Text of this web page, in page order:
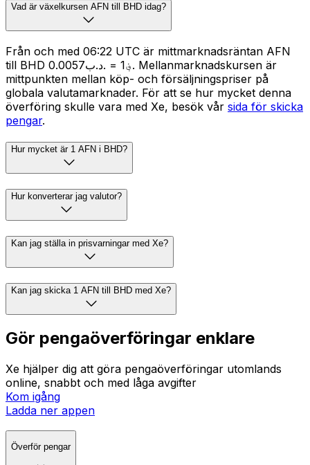
Vad är växelkursen AFN till BHD idag?
Från och med 06:22 UTC är mittmarknadsräntan AFN
till BHD ؋1 = .د.ب0.0057. Mellanmarknadskursen är
mittpunkten mellan köp- och försäljningspriser på
globala valutamarknader. För att se hur mycket denna
överföring skulle vara med Xe, besök vår sida för skicka
pengar.
Hur mycket är 1 AFN i BHD?
Hur konverterar jag valutor?
Kan jag ställa in prisvarningar med Xe?
Kan jag skicka 1 AFN till BHD med Xe?
Gör pengaöverföringar enklare
Xe hjälper dig att göra pengaöverföringar utomlands
online, snabbt och med låga avgifter
Kom igång
Ladda ner appen
Överför pengar